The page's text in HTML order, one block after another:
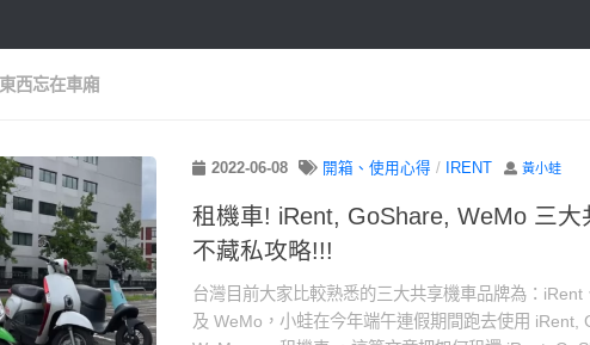
東西忘在車廂
2022-06-08 開箱、使用心得 / IRENT 黃小蛙
租機車! iRent, GoShare, WeMo 三大
不藏私攻略!!!
台灣目前大家比較熟悉的三大共享機車品牌為：iRent
及 WeMo，小蛙在今年端午連假期間跑去使用 iRent,